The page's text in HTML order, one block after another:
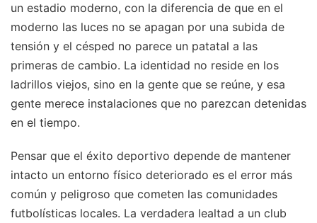
un estadio moderno, con la diferencia de que en el
moderno las luces no se apagan por una subida de
tensión y el césped no parece un patatal a las
primeras de cambio. La identidad no reside en los
ladrillos viejos, sino en la gente que se reúne, y esa
gente merece instalaciones que no parezcan detenidas
en el tiempo.
Pensar que el éxito deportivo depende de mantener
intacto un entorno físico deteriorado es el error más
común y peligroso que cometen las comunidades
futbolísticas locales. La verdadera lealtad a un club